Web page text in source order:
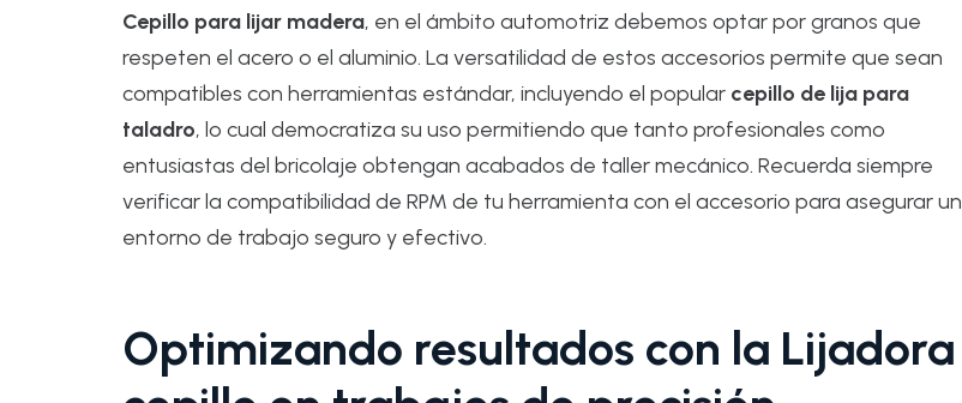
Cepillo para lijar madera, en el ámbito automotriz debemos optar por granos que
respeten el acero o el aluminio. La versatilidad de estos accesorios permite que sean
compatibles con herramientas estándar, incluyendo el popular cepillo de lija para
taladro, lo cual democratiza su uso permitiendo que tanto profesionales como
entusiastas del bricolaje obtengan acabados de taller mecánico. Recuerda siempre
verificar la compatibilidad de RPM de tu herramienta con el accesorio para asegurar un
entorno de trabajo seguro y efectivo.
Optimizando resultados con la Lijadora